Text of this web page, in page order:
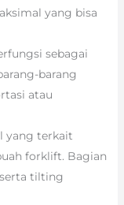
yang bisa
sebagai
barang
atau
yang terkait
forklift. Bagian
tilting